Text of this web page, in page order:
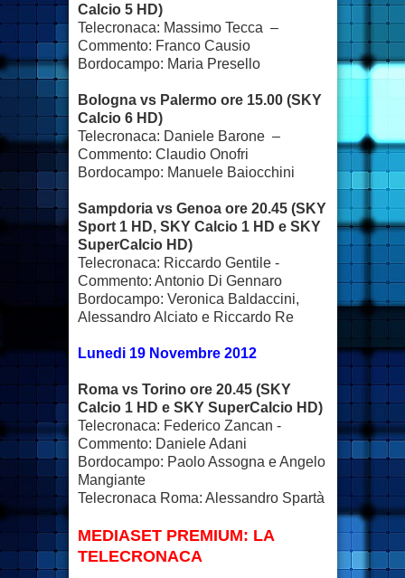
Calcio 5 HD)
Telecronaca: Massimo Tecca –
Commento: Franco Causio
Bordocampo: Maria Presello
Bologna vs Palermo ore 15.00 (SKY
Calcio 6 HD)
Telecronaca: Daniele Barone –
Commento: Claudio Onofri
Bordocampo: Manuele Baiocchini
Sampdoria vs Genoa ore 20.45 (SKY
Sport 1 HD, SKY Calcio 1 HD e SKY
SuperCalcio HD)
Telecronaca: Riccardo Gentile -
Commento: Antonio Di Gennaro
Bordocampo: Veronica Baldaccini,
Alessandro Alciato e Riccardo Re
Lunedi 19 Novembre 2012
Roma vs Torino ore 20.45 (SKY
Calcio 1 HD e SKY SuperCalcio HD)
Telecronaca: Federico Zancan -
Commento: Daniele Adani
Bordocampo: Paolo Assogna e Angelo
Mangiante
Telecronaca Roma: Alessandro Spartà
MEDIASET PREMIUM: LA
TELECRONACA